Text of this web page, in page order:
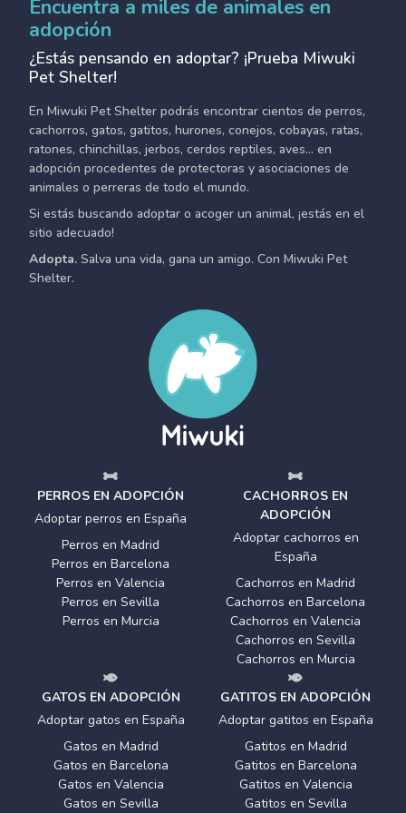
Encuentra a miles de animales en
adopción
¿Estás pensando en adoptar? ¡Prueba Miwuki
Pet Shelter!
En Miwuki Pet Shelter podrás encontrar cientos de perros,
cachorros, gatos, gatitos, hurones, conejos, cobayas, ratas,
ratones, chinchillas, jerbos, cerdos reptiles, aves... en
adopción procedentes de protectoras y asociaciones de
animales o perreras de todo el mundo.
Si estás buscando adoptar o acoger un animal, ¡estás en el
sitio adecuado!
Adopta. Salva una vida, gana un amigo. Con Miwuki Pet
Shelter.
PERROS EN ADOPCIÓN
Adoptar perros en España
Perros en Madrid
Perros en Barcelona
Perros en Valencia
Perros en Sevilla
Perros en Murcia
CACHORROS EN
ADOPCIÓN
Adoptar cachorros en
España
Cachorros en Madrid
Cachorros en Barcelona
Cachorros en Valencia
Cachorros en Sevilla
Cachorros en Murcia
GATOS EN ADOPCIÓN
Adoptar gatos en España
Gatos en Madrid
Gatos en Barcelona
Gatos en Valencia
Gatos en Sevilla
GATITOS EN ADOPCIÓN
Adoptar gatitos en España
Gatitos en Madrid
Gatitos en Barcelona
Gatitos en Valencia
Gatitos en Sevilla